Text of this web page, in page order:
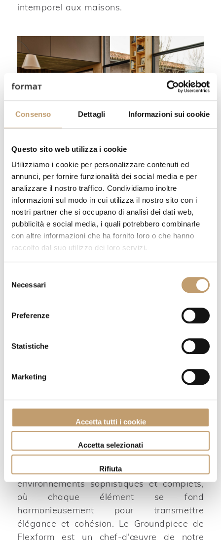
Consenso Dettagli Informazioni sui cookie
Questo sito web utilizza i cookie
Utilizziamo i cookie per personalizzare contenuti ed
annunci, per fornire funzionalità dei social media e per
analizzare il nostro traffico. Condividiamo inoltre
informazioni sul modo in cui utilizza il nostro sito con i
nostri partner che si occupano di analisi dei dati web,
pubblicità e social media, i quali potrebbero combinarle
con altre informazioni che ha fornito loro o che hanno
raccolto dal suo utilizzo dei loro servizi.
delNecessari
Preferenze
Statistiche
Marketing
Accetta tutti i cookie
Accetta selezionati
Rifiuta
intemporel aux maisons.
Canapé Groundpiece - Flexform
Aller au produit
Même après des années de succès, le
canapéGroundpiece reste un symbole de
raffinement pour les amateurs de mobilier
de qualité, s'adaptant aux besoins de la
vie contemporaine.Sa présence distinctive
offrant une expérience de luxe et
Canapé Groundpiece - Flexform
Chez Format, nous créons des
environnements sophistiqués et complets,
où chaque élément se fond
harmonieusement pour transmettre
élégance et cohésion. Le Groundpiece de
Flexform est un chef-d'œuvre de notre